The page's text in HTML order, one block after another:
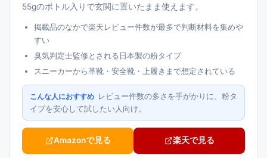
55gのボトル入りで玄関に置いたまま使えます。
掲載品のなかで楽天レビュー件数が最多で判断材料を集めや
すい
臭気判定士監修とされる日本製の粉タイプ
スニーカーから革靴・安全靴・上履きまで想定されている
こんな人におすすめ レビュー件数の多さを手がかりに、粉タ
イプを安心して試したい人向け。
Amazonで見る 楽天で見る